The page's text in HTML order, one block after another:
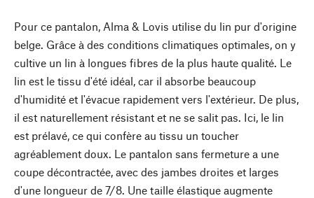
Pour ce pantalon, Alma & Lovis utilise du lin pur d'origine
belge. Grâce à des conditions climatiques optimales, on y
cultive un lin à longues fibres de la plus haute qualité. Le
lin est le tissu d'été idéal, car il absorbe beaucoup
d'humidité et l'évacue rapidement vers l'extérieur. De plus,
il est naturellement résistant et ne se salit pas. Ici, le lin
est prélavé, ce qui confère au tissu un toucher
agréablement doux. Le pantalon sans fermeture a une
coupe décontractée, avec des jambes droites et larges
d'une longueur de 7/8. Une taille élastique augmente